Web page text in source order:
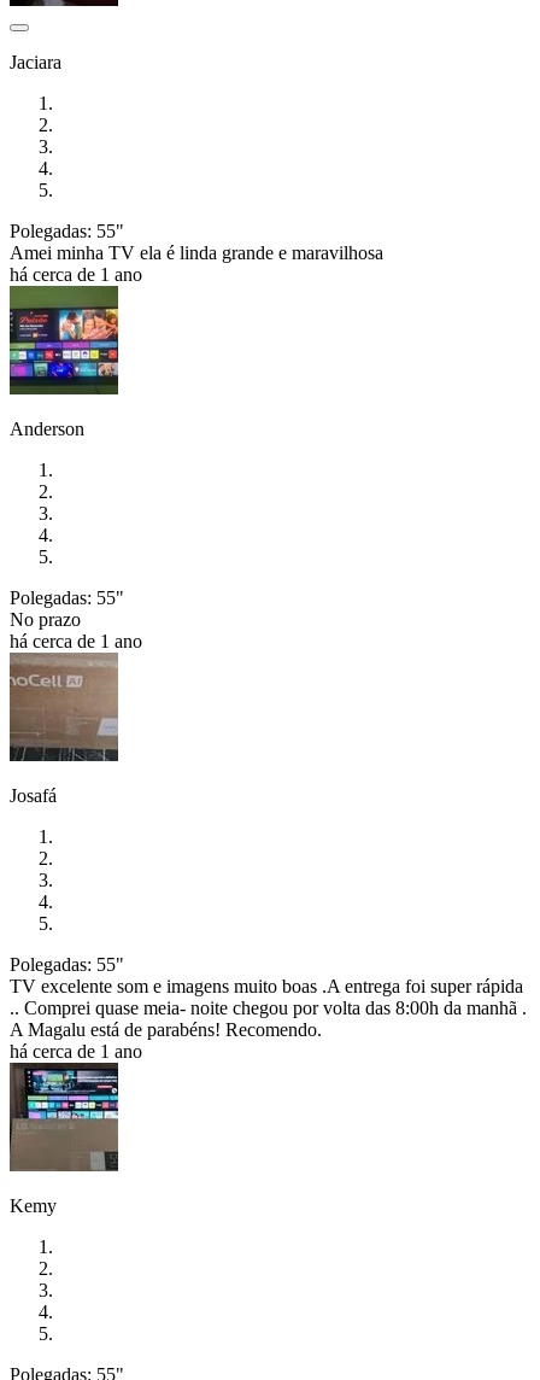
Jaciara
Polegadas: 55"
Amei minha TV ela é linda grande e maravilhosa
há cerca de 1 ano
Anderson
Polegadas: 55"
No prazo
há cerca de 1 ano
Josafá
Polegadas: 55"
TV excelente som e imagens muito boas .A entrega foi super rápida
.. Comprei quase meia- noite chegou por volta das 8:00h da manhã .
A Magalu está de parabéns! Recomendo.
há cerca de 1 ano
Kemy
Polegadas: 55"